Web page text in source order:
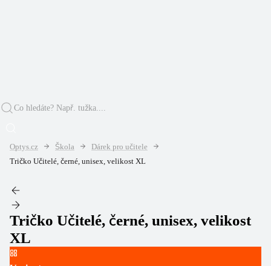
Optys.cz Škola
Dárek pro učitele
Tričko Učitelé, černé, unisex, velikost XL
Tričko Učitelé, černé, unisex, velikost
XL